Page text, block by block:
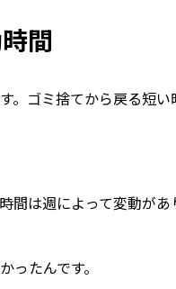
間
。ゴミ捨てから戻る短
間は週によって変動が
ったんです。